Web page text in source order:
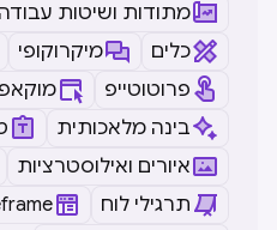
מתודות ושיטות עבודה
כלים
מיקרוקופי
פרוטוטייפ
בינה מלאכותית
איורים ואילוסטרציות
תרגילי לוח